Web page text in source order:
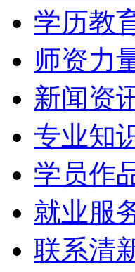
学历教
师资力
新闻资
专业知
学员作
就业服
联系清